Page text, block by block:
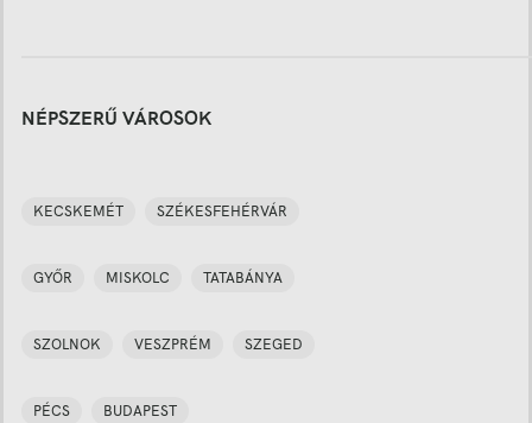
NÉPSZERŰ VÁROSOK
KECSKEMÉT SZÉKESFEHÉRVÁR
GYŐR MISKOLC TATABÁNYA
SZOLNOK VESZPRÉM SZEGED
PÉCS BUDAPEST